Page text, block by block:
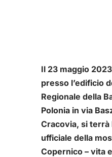
Il 23 maggio
presso l’edificio
Regionale della
Polonia in via
Cracovia, si terrà
ufficiale della
Copernico – vita